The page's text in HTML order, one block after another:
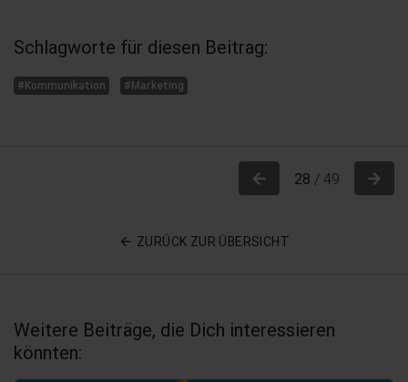
Schlagworte für diesen Beitrag:
#Kommunikation #Marketing
ZURÜCK ZUR ÜBERSICHT
Previous
28 / 49
Weitere Beiträge, die Dich interessieren
könnten: